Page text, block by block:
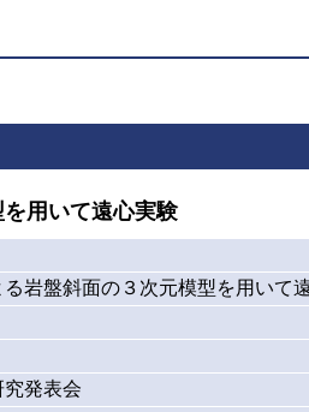
用いて遠心実験
岩盤斜面の３次元模型を用いて
発表会